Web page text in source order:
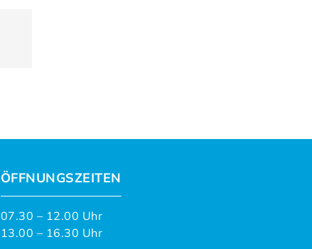
ÖFFNUNGSZEITEN
07.30 – 12.00 Uhr
13.00 – 16.30 Uhr